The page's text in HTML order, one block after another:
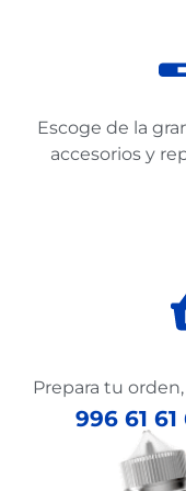
Escoge de la
accesorios y
Prepara tu
996 61 61